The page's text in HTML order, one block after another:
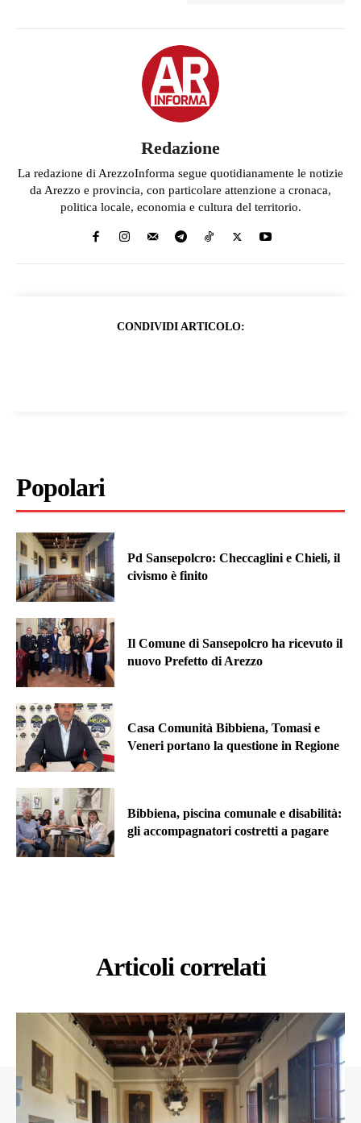
Redazione
La redazione di ArezzoInforma segue quotidianamente le notizie
da Arezzo e provincia, con particolare attenzione a cronaca,
politica locale, economia e cultura del territorio.
CONDIVIDI ARTICOLO:
Popolari
Pd Sansepolcro: Checcaglini e Chieli, il
civismo è finito
Il Comune di Sansepolcro ha ricevuto il
nuovo Prefetto di Arezzo
Casa Comunità Bibbiena, Tomasi e
Veneri portano la questione in Regione
Bibbiena, piscina comunale e disabilità:
gli accompagnatori costretti a pagare
Articoli correlati